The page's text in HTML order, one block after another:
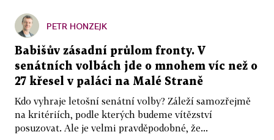
PETR HONZEJK
Babišův zásadní průlom fronty. V
senátních volbách jde o mnohem víc než o
27 křesel v paláci na Malé Straně
Kdo vyhraje letošní senátní volby? Záleží samozřejmě
na kritériích, podle kterých budeme vítězství
posuzovat. Ale je velmi pravděpodobné, že...